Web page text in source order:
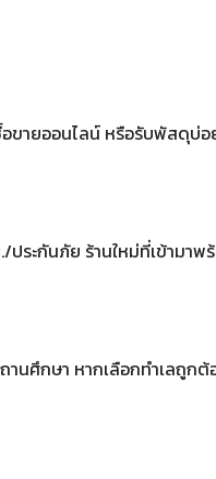
ขายออนไลน์ หรือรับพัสดุบ่
ะกันภัย ร้านใหม่ที่เข้ามา
นศึกษา หากเลือกทำเลถูกต้